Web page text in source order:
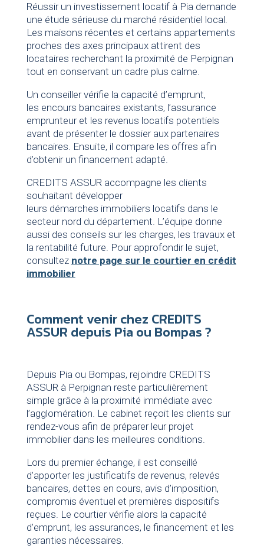
Réussir un investissement locatif à Pia demande
une étude sérieuse du marché résidentiel local.
Les maisons récentes et certains appartements
proches des axes principaux attirent des
locataires recherchant la proximité de Perpignan
tout en conservant un cadre plus calme.
Un conseiller vérifie la capacité d’emprunt,
les encours bancaires existants, l’assurance
emprunteur et les revenus locatifs potentiels
avant de présenter le dossier aux partenaires
bancaires. Ensuite, il compare les offres afin
d’obtenir un financement adapté.
CREDITS ASSUR accompagne les clients
souhaitant développer
leurs démarches immobiliers locatifs dans le
secteur nord du département. L’équipe donne
aussi des conseils sur les charges, les travaux et
la rentabilité future. Pour approfondir le sujet,
consultez notre page sur le courtier en crédit
immobilier
Comment venir chez CREDITS
ASSUR depuis Pia ou Bompas ?
Depuis Pia ou Bompas, rejoindre CREDITS
ASSUR à Perpignan reste particulièrement
simple grâce à la proximité immédiate avec
l’agglomération. Le cabinet reçoit les clients sur
rendez-vous afin de préparer leur projet
immobilier dans les meilleures conditions.
Lors du premier échange, il est conseillé
d’apporter les justificatifs de revenus, relevés
bancaires, dettes en cours, avis d’imposition,
compromis éventuel et premières dispositifs
reçues. Le courtier vérifie alors la capacité
d’emprunt, les assurances, le financement et les
garanties nécessaires.